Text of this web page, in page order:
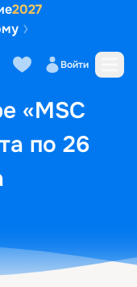
2027
Войти
«MSC
по 26
Маршрут и